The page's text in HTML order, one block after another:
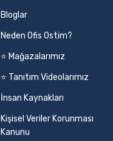
Bloglar
Neden Ofis Ostim?
⭐ Mağazalarımız
⭐ Tanıtım Videolarımız
İnsan Kaynakları
Kişisel Veriler Korunması
Kanunu